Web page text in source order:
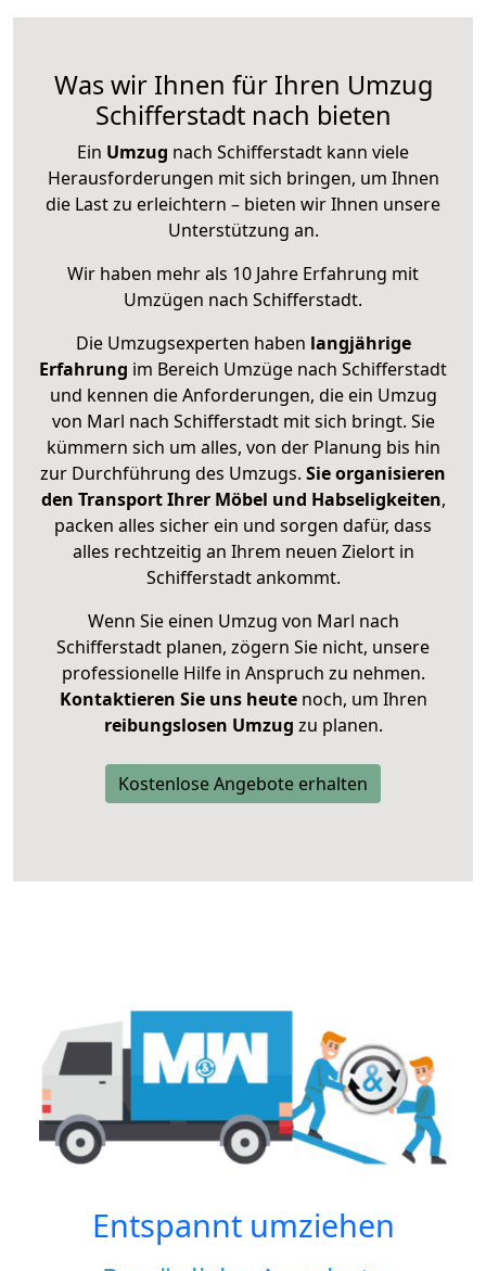
Was wir Ihnen für Ihren Umzug
Schifferstadt nach bieten
Ein Umzug nach Schifferstadt kann viele
Herausforderungen mit sich bringen, um Ihnen
die Last zu erleichtern – bieten wir Ihnen unsere
Unterstützung an.
Wir haben mehr als 10 Jahre Erfahrung mit
Umzügen nach Schifferstadt.
Die Umzugsexperten haben langjährige
Erfahrung im Bereich Umzüge nach Schifferstadt
und kennen die Anforderungen, die ein Umzug
von Marl nach Schifferstadt mit sich bringt. Sie
kümmern sich um alles, von der Planung bis hin
zur Durchführung des Umzugs. Sie organisieren
den Transport Ihrer Möbel und Habseligkeiten,
packen alles sicher ein und sorgen dafür, dass
alles rechtzeitig an Ihrem neuen Zielort in
Schifferstadt ankommt.
Wenn Sie einen Umzug von Marl nach
Schifferstadt planen, zögern Sie nicht, unsere
professionelle Hilfe in Anspruch zu nehmen.
Kontaktieren Sie uns heutenoch, um Ihren
reibungslosen Umzug zu planen.
Kostenlose Angebote erhalten
Entspannt umziehen